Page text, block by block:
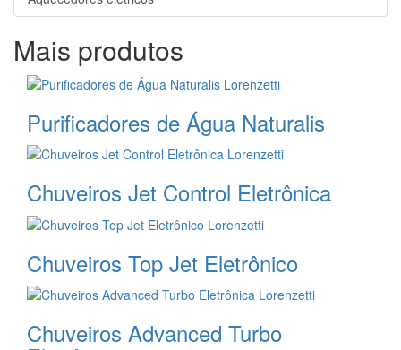
Mais produtos
Purificadores de Água Naturalis
Chuveiros Jet Control Eletrônica
Chuveiros Top Jet Eletrônico
Chuveiros Advanced Turbo